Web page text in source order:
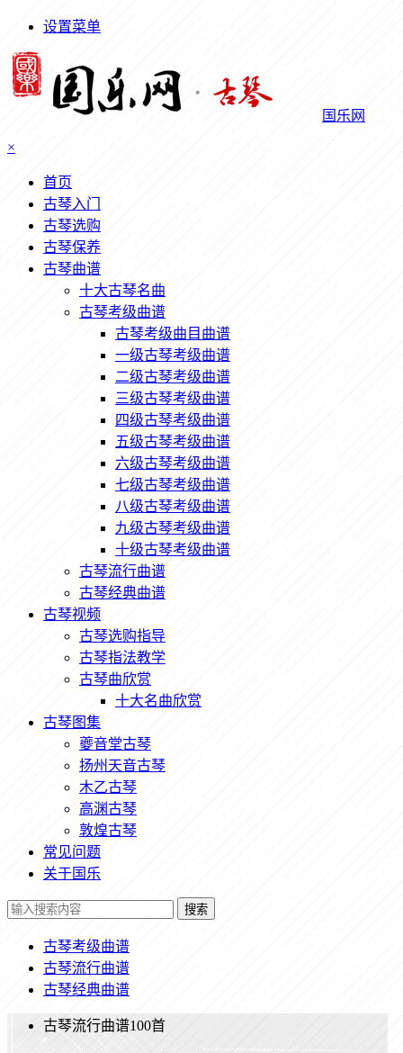
设置菜单
国乐网
×
首页
古琴入门
古琴选购
古琴保养
古琴曲谱
十大古琴名曲
古琴考级曲谱
古琴考级曲目曲谱
一级古琴考级曲谱
二级古琴考级曲谱
三级古琴考级曲谱
四级古琴考级曲谱
五级古琴考级曲谱
六级古琴考级曲谱
七级古琴考级曲谱
八级古琴考级曲谱
九级古琴考级曲谱
十级古琴考级曲谱
古琴流行曲谱
古琴经典曲谱
古琴视频
古琴选购指导
古琴指法教学
古琴曲欣赏
十大名曲欣赏
古琴图集
夔音堂古琴
扬州天音古琴
木乙古琴
高渊古琴
敦煌古琴
常见问题
关于国乐
搜索
古琴考级曲谱
古琴流行曲谱
古琴经典曲谱
古琴流行曲谱100首